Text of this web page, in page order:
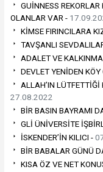
GUİNNESS
OLANLAR VAR -
KİMSE FIRINCILARA
TAVŞANLI
ADALET VE
DEVLET YENİDEN
ALLAH’IN
27.08.2022
BİR BASIN BAYRAMI
GLİ ÜNİVERSİTE
İSKENDER’İN KILICI -
BİR BABALAR GÜNÜ
KISA ÖZ VE NET